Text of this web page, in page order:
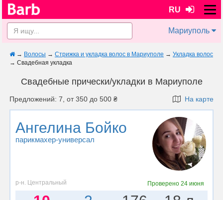
RU
Мариуполь
→ Волосы → Стрижка и укладка волос в Мариуполе → Укладка волос
→ Свадебная укладка
Свадебные прически/укладки в Мариуполе
Предложений: 7, от 350 до 500 ₴ На карте
Ангелина Бойко
парикмахер-универсал
р-н. Центральный Проверено 24 июня